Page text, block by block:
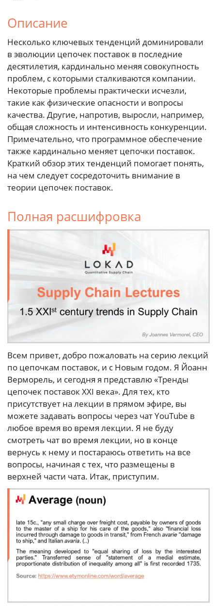
Описание
Несколько ключевых тенденций доминировали
в эволюции цепочек поставок в последние
десятилетия, кардинально меняя совокупность
проблем, с которыми сталкиваются компании.
Некоторые проблемы практически исчезли,
такие как физические опасности и вопросы
качества. Другие, напротив, выросли, например,
общая сложность и интенсивность конкуренции.
Примечательно, что программное обеспечение
также кардинально меняет цепочки поставок.
Краткий обзор этих тенденций помогает понять,
на чем следует сосредоточить внимание в
теории цепочек поставок.
Полная расшифровка
Всем привет, добро пожаловать на серию лекций
по цепочкам поставок, и с Новым годом. Я Йоанн
Верморель, и сегодня я представлю «Тренды
цепочек поставок XXI века». Для тех, кто
присутствует на лекции в прямом эфире, вы
можете задавать вопросы через чат YouTube в
любое время во время лекции. Я не буду
смотреть чат во время лекции, но в конце
вернусь к нему и постараюсь ответить на все
вопросы, начиная с тех, что размещены в
верхней части чата. Итак, приступим.